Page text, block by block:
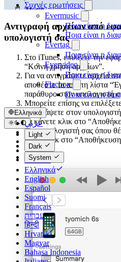
Συχνές ερωτήσεις
Evermusic
Ποια είναι η
Ποια είναι η
Evertag
Ποια είναι η
Evervideo
Ποια είναι η
Flacbox
Ποια είναι η
Ελληνικά
عربي
Català
Čeština
Dansk
Deutsch
Ελληνικά
English
Español
Suomi
Français
עברית
हिन्दी
Hrvatski
Magyar
Bahasa Indonesia
Light
Dark
System
Αντιγραφή αρχείων από
υπολογιστή σας
Στο iTunes, επιλέξτε την
“Κοινή χρήση αρχείων”.
Για να αντιγράψετε αρχεία
αποθέστε τα από τη λίστα
παράθυρο στον υπολογιστή
Μπορείτε επίσης να
αντιγράψετε στον
να κάνετε κλικ στο
στον υπολογιστή σας όπου
κάντε κλικ στο